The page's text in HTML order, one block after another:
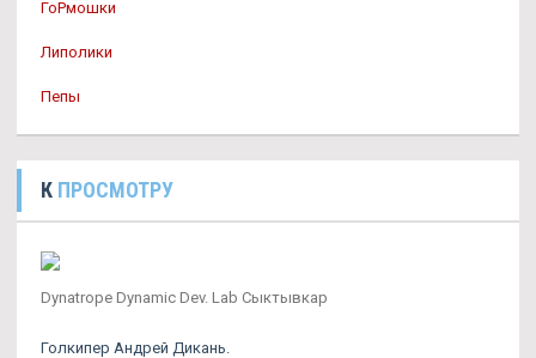
ГоРмошки
Липолики
Пепы
К ПРОСМОТРУ
Dynatrope Dynamic Dev. Lab Сыктывкар
Голкипер Андрей Дикань.